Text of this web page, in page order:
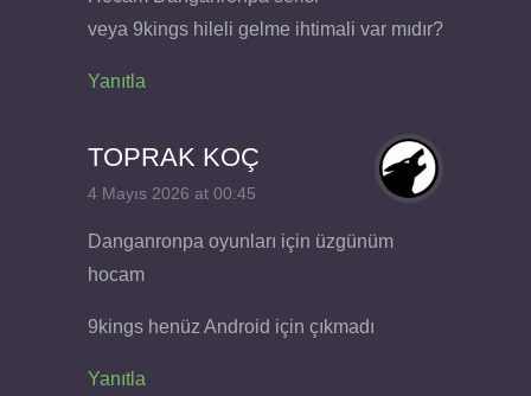
veya 9kings hileli gelme ihtimali var mıdır?
Yanıtla
TOPRAK KOÇ
4 Mayıs 2026 at 00:45
Danganronpa oyunları için üzgünüm
hocam
9kings henüz Android için çıkmadı
Yanıtla